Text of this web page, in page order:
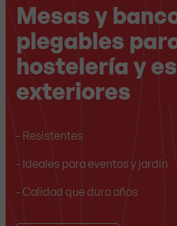
Mesas y
plegables
hostelería y
exteriores
- Resistentes
- Ideales para eventos y jardín
- Calidad que dura años